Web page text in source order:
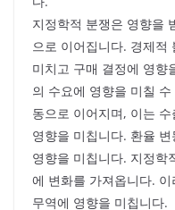
지정학적 분쟁은 영향을
으로 이어집니다. 경제적
미치고 구매 결정에 영향
의 수요에 영향을 미칠
동으로 이어지며, 이는
영향을 미칩니다. 환율
영향을 미칩니다. 지정학
에 변화를 가져옵니다.
무역에 영향을 미칩니다.